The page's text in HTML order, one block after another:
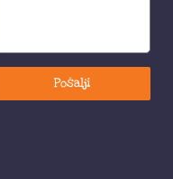
Pošalji